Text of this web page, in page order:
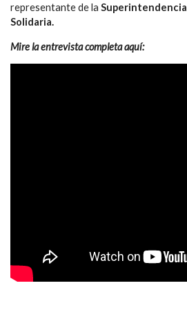
representante de la
Solidaria.
Mire la entrevista completa aquí: